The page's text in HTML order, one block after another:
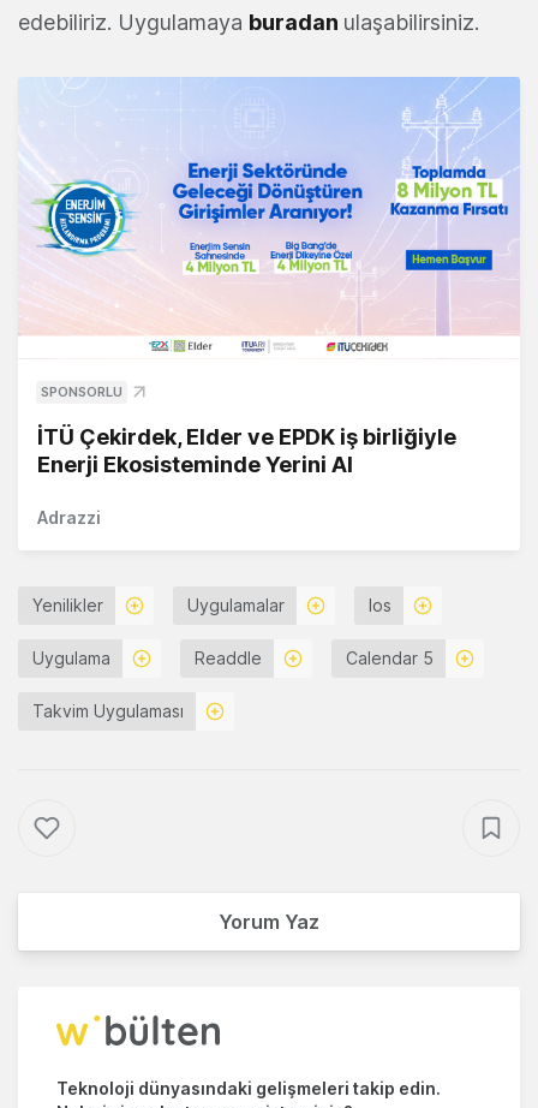
edebiliriz. Uygulamaya buradan ulaşabilirsiniz.
SPONSORLU
İTÜ Çekirdek, Elder ve EPDK iş birliğiyle
Enerji Ekosisteminde Yerini Al
Adrazzi
Yenilikler Uygulamalar Ios
Uygulama Readdle Calendar 5
Takvim Uygulaması
Yorum Yaz
Teknoloji dünyasındaki gelişmeleri takip edin.